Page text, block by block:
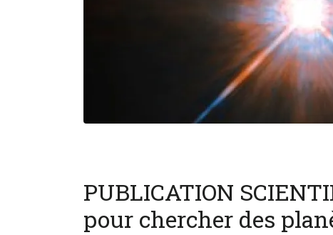
PUBLICATION
pour chercher des